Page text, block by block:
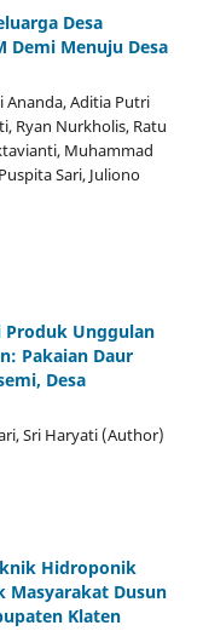
Desa
Demi Menuju Desa
Ananda, Aditia Putri
Ryan Nurkholis, Ratu
Muhammad
Sari, Juliono
Produk Unggulan
Pakaian Daur
Desa
Sri Haryati (Author)
Hidroponik
Masyarakat Dusun
Klaten